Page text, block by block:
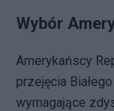
Wybór
Amerykańscy
przejęcia
wymagające